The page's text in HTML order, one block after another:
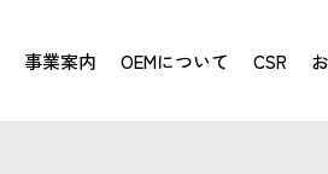
事業案内 OEMについて CSR